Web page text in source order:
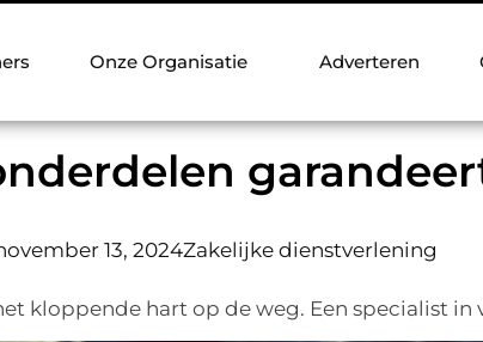
Onze Organisatie Adverteren
13, 2024Zakelijke dienstverlening
kloppende hart op de weg. Een specialist in